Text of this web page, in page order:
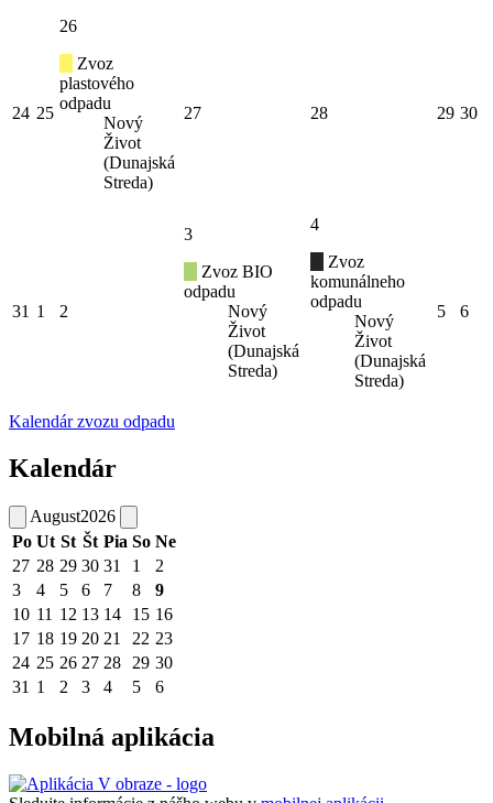
24 25
26
Zvoz
plastového
odpadu
Nový
Život
(Dunajská
Streda)
27 28 29 30
31 1 2
3
Zvoz BIO
odpadu
Nový
Život
(Dunajská
Streda)
4
Zvoz
komunálneho
odpadu
Nový
Život
(Dunajská
Streda)
5 6
Kalendár zvozu odpadu
Kalendár
August2026
Po Ut St Št Pia So Ne
27 28 29 30 31 1
2
3
4 5 6 7 8
9
10 11 12 13 14 15 16
17 18 19 20 21 22 23
24 25 26 27 28 29 30
31 1 2 3 4 5 6
Mobilná aplikácia